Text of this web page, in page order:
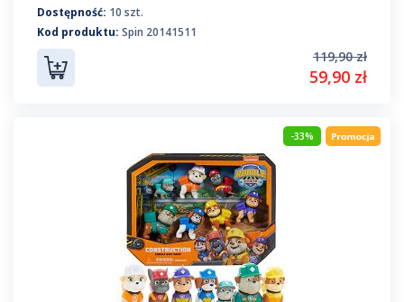
Dostępność: 10 szt.
Kod produktu: Spin 20141511
119,90 zł
59,90 zł
-33%